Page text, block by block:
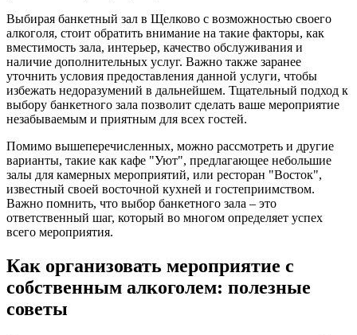
Выбирая банкетный зал в Щелково с возможностью своего
алкоголя, стоит обратить внимание на такие факторы, как
вместимость зала, интерьер, качество обслуживания и
наличие дополнительных услуг. Важно также заранее
уточнить условия предоставления данной услуги, чтобы
избежать недоразумений в дальнейшем. Тщательный подход к
выбору банкетного зала позволит сделать ваше мероприятие
незабываемым и приятным для всех гостей.
Помимо вышеперечисленных, можно рассмотреть и другие
варианты, такие как кафе "Уют", предлагающее небольшие
залы для камерных мероприятий, или ресторан "Восток",
известный своей восточной кухней и гостеприимством.
Важно помнить, что выбор банкетного зала – это
ответственный шаг, который во многом определяет успех
всего мероприятия.
Как организовать мероприятие с
собственным алкоголем: полезные
советы